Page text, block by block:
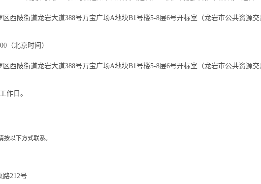
西陂街道龙岩大道388号万宝广场A地块B1号楼5-8层6号开标室（龙岩市公共资源交
（北京时间）
西陂街道龙岩大道388号万宝广场A地块B1号楼5-8层6号开标室（龙岩市公共资源交
作日。
以下方式联系。
路212号